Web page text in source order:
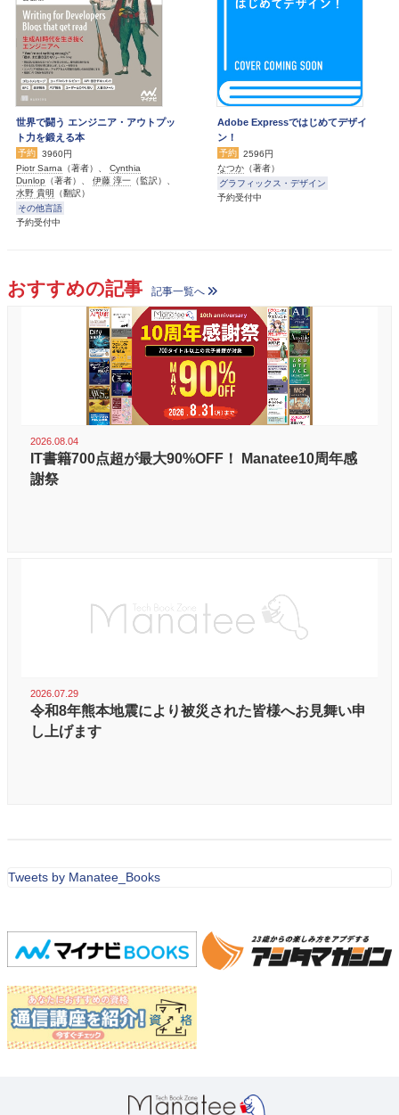
世界で闘う エンジニア・アウトプッ
ト力を鍛える本
予約
3960円
Piotr Sarna （著者）、 Cynthia
Dunlop （著者）、 伊藤 淳一 （監訳）、
水野 貴明 （翻訳）
その他言語
予約受付中
Adobe Expressではじめてデザイ
ン！
予約
2596円
なつか （著者）
グラフィックス・デザイン
予約受付中
おすすめの記事 記事一覧へ
2026.08.04
IT書籍700点超が最大90%OFF！ Manatee10周年感
謝祭
2026.07.29
令和8年熊本地震により被災された皆様へお見舞い申
し上げます
Tweets by Manatee_Books